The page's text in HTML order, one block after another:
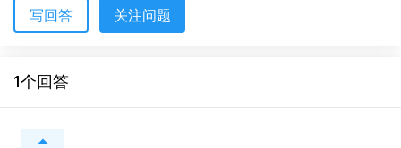
写回答 关注问题
1个回答